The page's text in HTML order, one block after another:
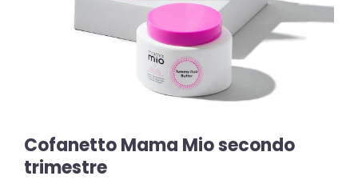
Cofanetto Mama Mio secondo
trimestre